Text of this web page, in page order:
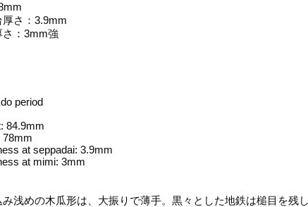
厚さ：3.9mm
さ：3mm強
period
84.9mm
78mm
at seppadai: 3.9mm
at mimi: 3mm
浅めの木瓜形は、大振りで薄手。黒々とした地鉄は槌目を残